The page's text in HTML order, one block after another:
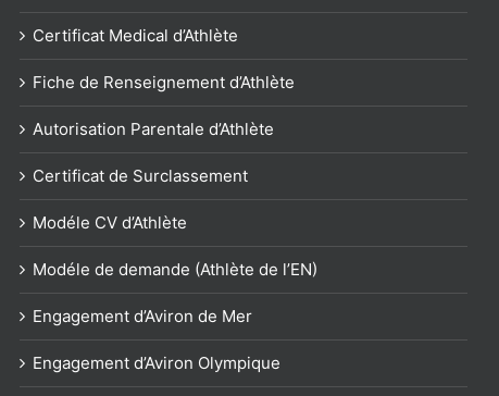
Certificat Medical d’Athlète
Fiche de Renseignement d’Athlète
Autorisation Parentale d’Athlète
Certificat de Surclassement
Modéle CV d’Athlète
Modéle de demande (Athlète de l’EN)
Engagement d’Aviron de Mer
Engagement d’Aviron Olympique